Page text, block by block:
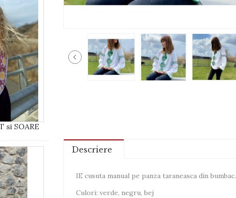
si SOARE
Descriere
IE cusuta manual pe panza taraneasca din bumbac.
Culori: verde, negru, bej